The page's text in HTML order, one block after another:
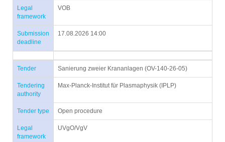
Legal
framework
VOB
Submission
deadline
17.08.2026 14:00
Tender Sanierung zweier Krananlagen (OV-140-26-05)
Tendering
authority
Max-Planck-Institut für Plasmaphysik (IPLP)
Tender type Open procedure
Legal
framework
UVgO/VgV